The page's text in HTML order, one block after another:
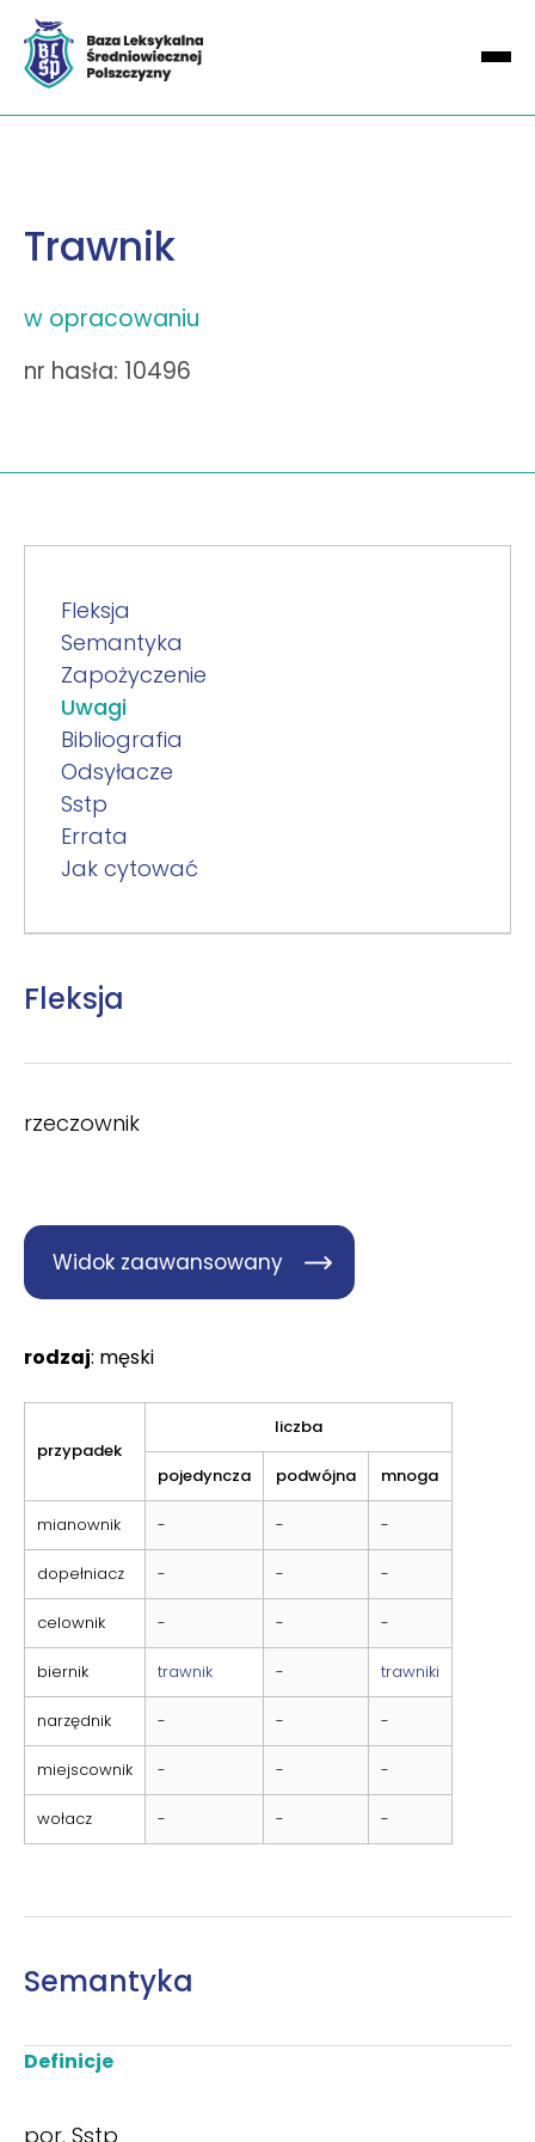
Trawnik
w opracowaniu
nr hasła: 10496
Fleksja
Semantyka
Zapożyczenie
Uwagi
Bibliografia
Odsyłacze
Sstp
Errata
Jak cytować
Fleksja
rzeczownik
Widok zaawansowany
rodzaj: męski
przypadek
liczba
pojedyncza podwójna mnoga
mianownik - - -
dopełniacz - - -
celownik - - -
biernik trawnik - trawniki
narzędnik - - -
miejscownik - - -
wołacz - - -
Semantyka
Definicje
por. Sstp